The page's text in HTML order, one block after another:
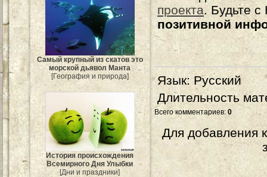
Самый крупный из скатов это
морской дьявол Манта
[География и природа]
История происхождения
Всемирного Дня Улыбки
[Дни и праздники]
проекта. Будьте
позитивной
Язык: Русский
Длительность
Всего комментариев: 0
Для добавления